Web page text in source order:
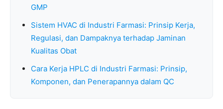
GMP
Sistem HVAC di Industri Farmasi: Prinsip Kerja,
Regulasi, dan Dampaknya terhadap Jaminan
Kualitas Obat
Cara Kerja HPLC di Industri Farmasi: Prinsip,
Komponen, dan Penerapannya dalam QC